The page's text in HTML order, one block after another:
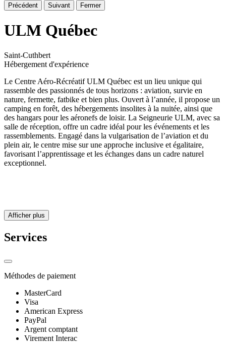
Précédent Suivant Fermer
ULM Québec
Saint-Cuthbert
Hébergement d'expérience
Le Centre Aéro-Récréatif ULM Québec est un lieu unique qui
rassemble des passionnés de tous horizons : aviation, survie en
nature, fermette, fatbike et bien plus. Ouvert à l’année, il propose un
camping en forêt, des hébergements insolites à la nuitée, ainsi que
des hangars pour les aéronefs de loisir. La Seigneurie ULM, avec sa
salle de réception, offre un cadre idéal pour les événements et les
rassemblements. Engagé dans la vulgarisation de l’aviation et du
plein air, le centre mise sur une approche inclusive et égalitaire,
favorisant l’apprentissage et les échanges dans un cadre naturel
exceptionnel.
Afficher plus
Services
Méthodes de paiement
MasterCard
Visa
American Express
PayPal
Argent comptant
Virement Interac